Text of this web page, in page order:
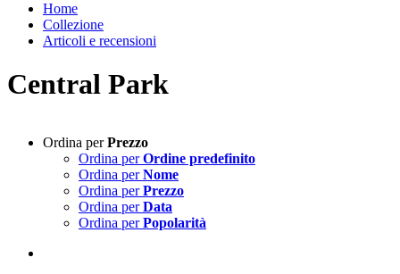
Home
Collezione
Articoli e recensioni
Central Park
Ordina perPrezzo
Ordina perOrdine predefinito
Ordina perNome
Ordina perPrezzo
Ordina perData
Ordina perPopolarità